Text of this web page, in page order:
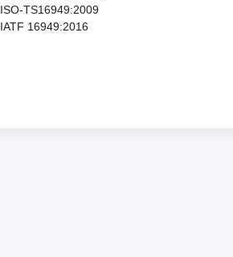
ISO-TS16949:2009
IATF 16949:2016